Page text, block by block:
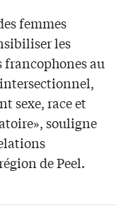
femmes
les
francophones au
sexe, race et
souligne
de Peel.